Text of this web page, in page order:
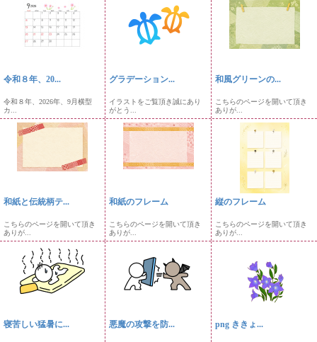
令和８年、20...
令和８年、2026年、9月横型
カ...
グラデーション...
イラストをご覧頂き誠にあり
がとう...
和風グリーンの...
こちらのページを開いて頂き
ありが...
和紙と伝統柄テ...
こちらのページを開いて頂き
ありが...
和紙のフレーム
こちらのページを開いて頂き
ありが...
縦のフレーム
こちらのページを開いて頂き
ありが...
寝苦しい猛暑に... 悪魔の攻撃を防... png ききょ...